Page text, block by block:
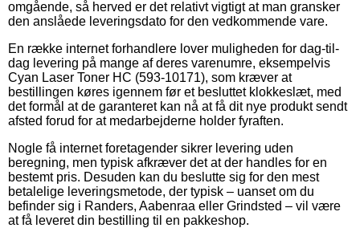
omgående, så herved er det relativt vigtigt at man gransker
den anslåede leveringsdato for den vedkommende vare.
En række internet forhandlere lover muligheden for dag-til-
dag levering på mange af deres varenumre, eksempelvis
Cyan Laser Toner HC (593-10171), som kræver at
bestillingen køres igennem før et besluttet klokkeslæt, med
det formål at de garanteret kan nå at få dit nye produkt sendt
afsted forud for at medarbejderne holder fyraften.
Nogle få internet foretagender sikrer levering uden
beregning, men typisk afkræver det at der handles for en
bestemt pris. Desuden kan du beslutte sig for den mest
betalelige leveringsmetode, der typisk – uanset om du
befinder sig i Randers, Aabenraa eller Grindsted – vil være
at få leveret din bestilling til en pakkeshop.